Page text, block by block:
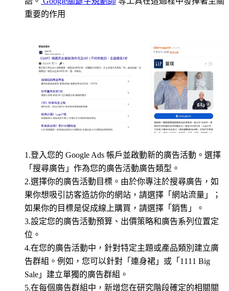
重要的作用
1.登入您的 Google Ads 帳戶並啟動新的廣告活動。選擇
「搜尋廣告」作為您的廣告活動廣告類型。
2.選擇你的廣告活動目標。由於你專注於搜尋廣告，如
果你想吸引訪客造訪你的網站，請選擇「網站流量」；
如果你的目標是促成線上購買，請選擇「銷售」。
3.設定您的廣告活動預算、出價策略和廣告系列位置定
位。
4.在您的廣告活動中，針對特定主題或產品類別建立廣
告群組。例如，您可以針對「連身裙」或「1111 Big
Sale」建立單獨的廣告群組。
5.在每個廣告群組中，新增您在研究階段確定的相關關